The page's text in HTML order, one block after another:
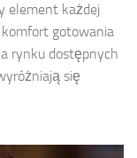
element każdej
komfort gotowania
rynku dostępnych
się